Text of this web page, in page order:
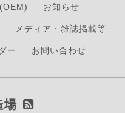
お知らせ
メディア・雑誌掲載等
ー お問い合わせ
場